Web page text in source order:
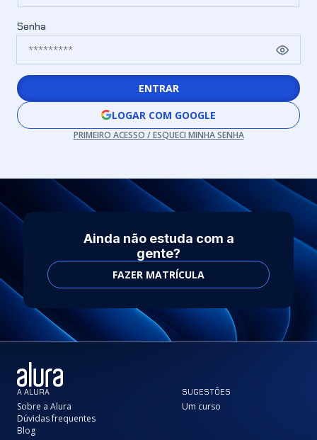
Senha
ENTRAR
LOGAR COM GOOGLE
PRIMEIRO ACESSO / ESQUECI MINHA SENHA
Ainda não estuda com a
gente?
FAZER MATRÍCULA
A ALURA
Sobre a Alura
Dúvidas frequentes
Blog
SUGESTÕES
Um curso